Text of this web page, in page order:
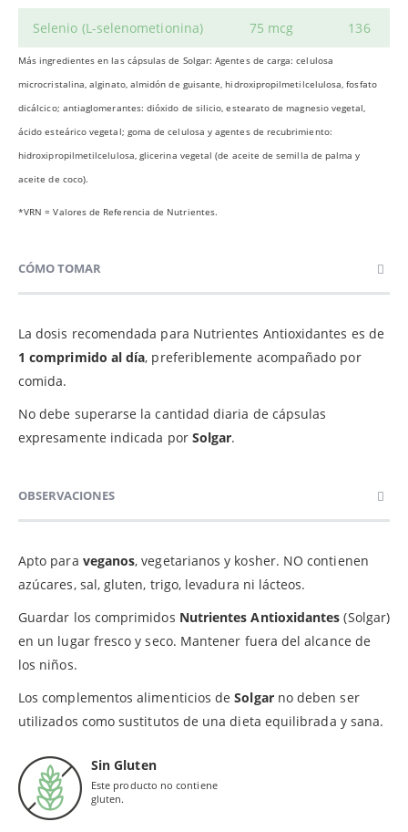
Selenio (L-selenometionina) 75 mcg 136
Más ingredientes en las cápsulas de Solgar: Agentes de carga: celulosa
microcristalina, alginato, almidón de guisante, hidroxipropilmetilcelulosa, fosfato
dicálcico; antiaglomerantes: dióxido de silicio, estearato de magnesio vegetal,
ácido esteárico vegetal; goma de celulosa y agentes de recubrimiento:
hidroxipropilmetilcelulosa, glicerina vegetal (de aceite de semilla de palma y
aceite de coco).
*VRN = Valores de Referencia de Nutrientes.
CÓMO TOMAR
La dosis recomendada para Nutrientes Antioxidantes es de
1 comprimido al día, preferiblemente acompañado por
comida.
No debe superarse la cantidad diaria de cápsulas
expresamente indicada por Solgar.
OBSERVACIONES
Apto para veganos, vegetarianos y kosher. NO contienen
azúcares, sal, gluten, trigo, levadura ni lácteos.
Guardar los comprimidos Nutrientes Antioxidantes (Solgar)
en un lugar fresco y seco. Mantener fuera del alcance de
los niños.
Los complementos alimenticios deSolgarno deben ser
utilizados como sustitutos de una dieta equilibrada y sana.
Sin Gluten
Este producto no contiene
gluten.